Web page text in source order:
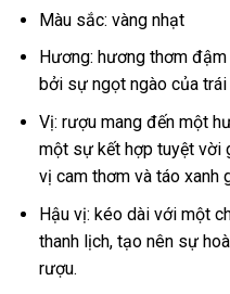
Màu sắc: vàng nhạt
Hương: hương thơm
bởi sự ngọt ngào của trái
Vị: rượu mang đến một
một sự kết hợp tuyệt vời
vị cam thơm và táo xanh
Hậu vị: kéo dài với một
thanh lịch, tạo nên sự
rượu.